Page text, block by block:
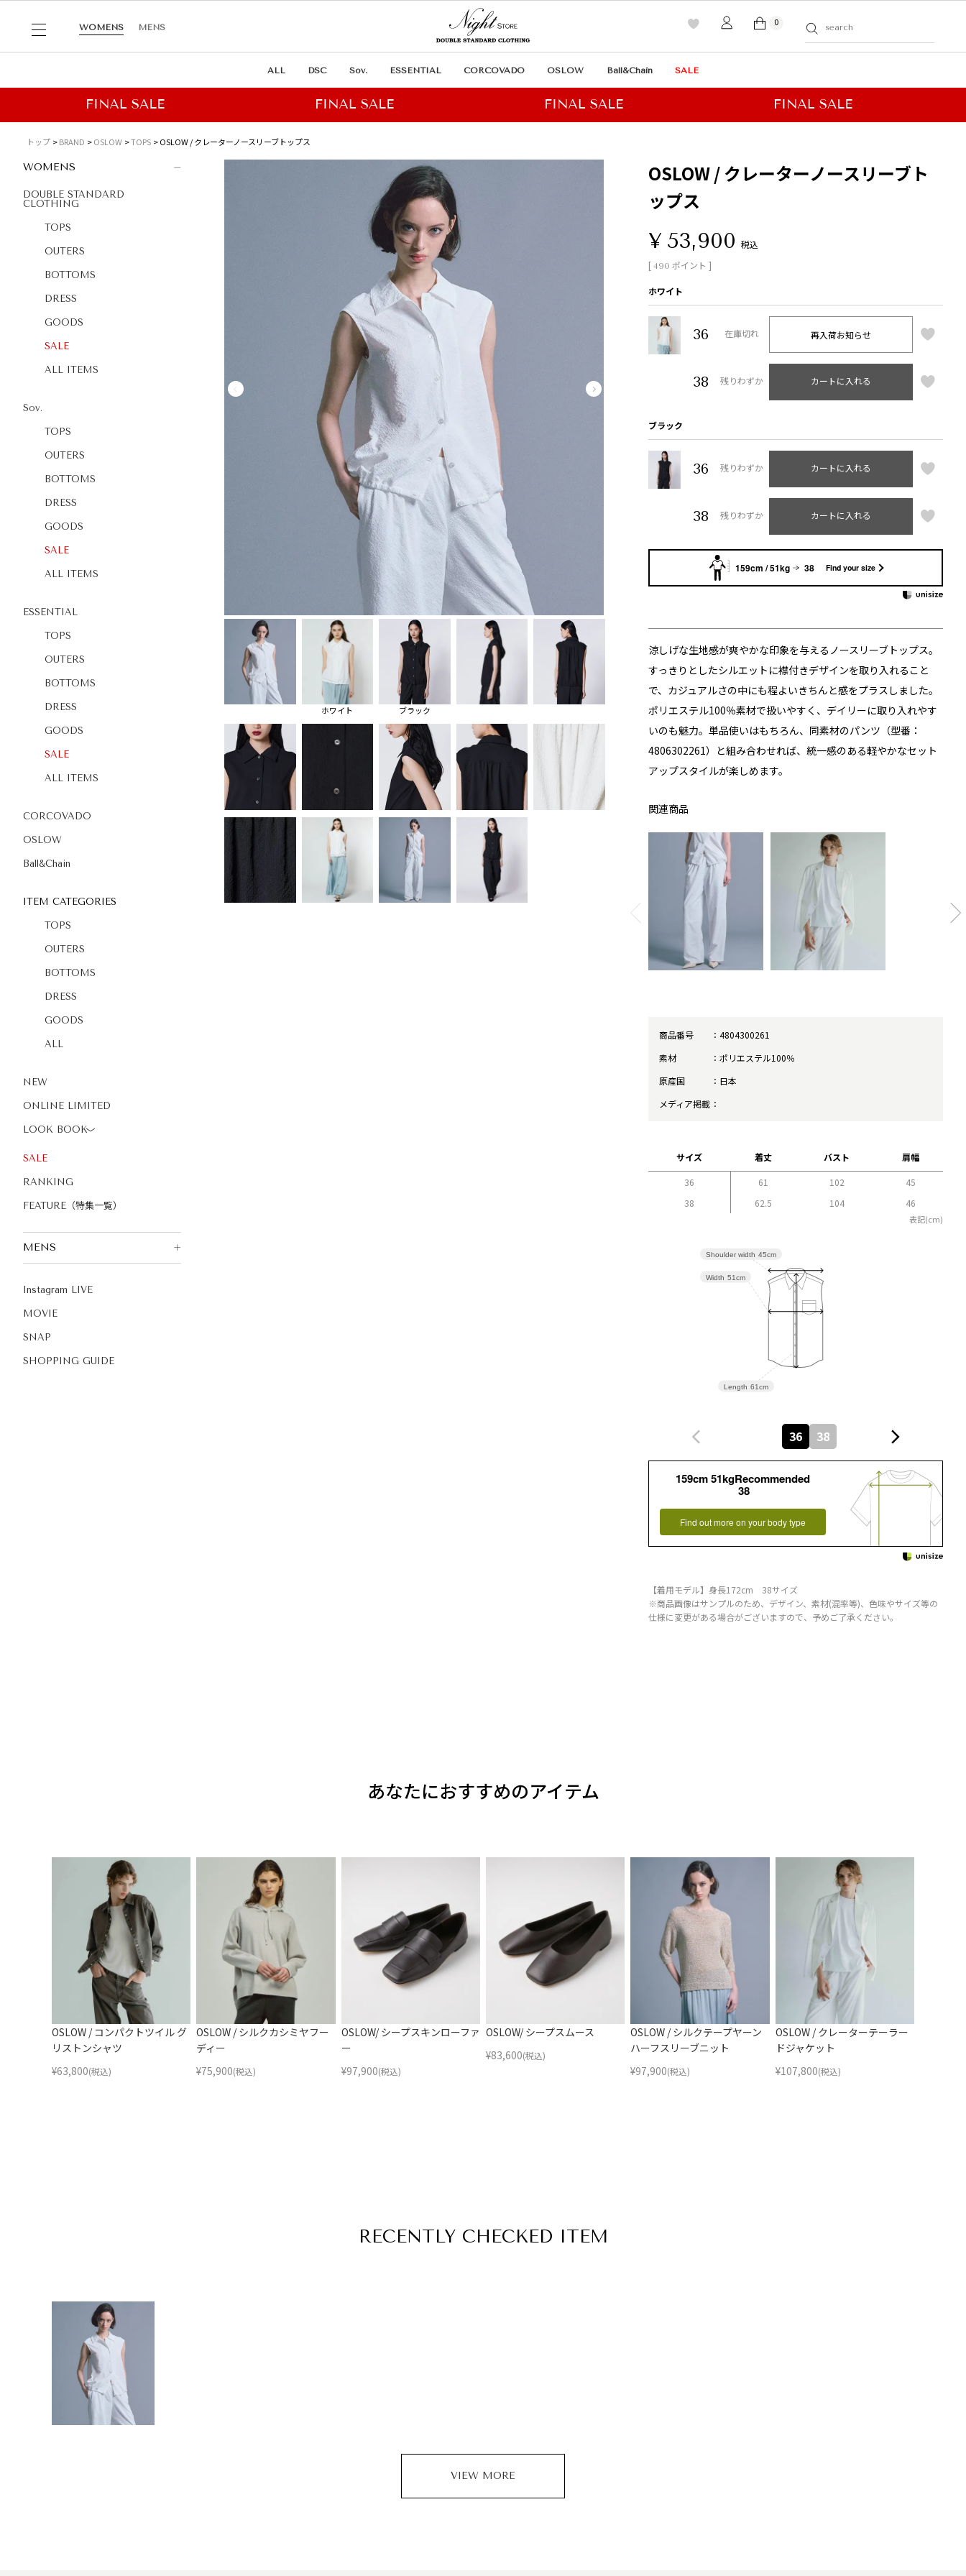
WOMENS MENS
0
ALL DSC Sov. ESSENTIAL CORCOVADO OSLOW Ball&Chain SALE
トップ BRAND OSLOW TOPS OSLOW / クレーターノースリーブトップス
WOMENS
DOUBLE STANDARD
CLOTHING
TOPS
OUTERS
BOTTOMS
DRESS
GOODS
SALE
ALL ITEMS
Sov.
TOPS
OUTERS
BOTTOMS
DRESS
GOODS
SALE
ALL ITEMS
ESSENTIAL
TOPS
OUTERS
BOTTOMS
DRESS
GOODS
SALE
ALL ITEMS
CORCOVADO
OSLOW
Ball&Chain
ITEM CATEGORIES
TOPS
OUTERS
BOTTOMS
DRESS
GOODS
ALL
NEW
ONLINE LIMITED
LOOK BOOK〉
SALE
RANKING
FEATURE（特集一覧）
MENS
Instagram LIVE
MOVIE
SNAP
SHOPPING GUIDE
ホワイト ブラック
OSLOW / クレーターノースリーブト
ップス
¥ 53,900 税込
[ 490 ポイント ]
ホワイト
36 在庫切れ 再入荷お知らせ
38 残りわずか カートに入れる
ブラック
36 残りわずか カートに入れる
38 残りわずか カートに入れる
159cm / 51kg 38 Find your size
涼しげな生地感が爽やかな印象を与えるノースリーブトップス。
すっきりとしたシルエットに襟付きデザインを取り入れること
で、カジュアルさの中にも程よいきちんと感をプラスしました。
ポリエステル100％素材で扱いやすく、デイリーに取り入れやす
いのも魅力。単品使いはもちろん、同素材のパンツ（型番：
4806302261）と組み合わせれば、統一感のある軽やかなセット
アップスタイルが楽しめます。
関連商品
商品番号
4804300261
素材
ポリエステル100％
原産国
日本
メディア掲載
サイズ 着丈 バスト 肩幅
36 61 102
45
38
62.5 104 46
表記(cm)
Length 61cm
Width 51cm
Shoulder width 45cm
36 38
159cm 51kgRecommended
38
Find out more on your body type
【着用モデル】身長172cm 38サイズ
※商品画像はサンプルのため、デザイン、素材(混率等)、色味やサイズ等の
仕様に変更がある場合がございますので、予めご了承ください。
あなたにおすすめのアイテム
OSLOW / コンパクトツイル グ
リストンシャツ
¥63,800(税込)
OSLOW / シルクカシミヤフー
ディー
¥75,900(税込)
OSLOW/ シープスキンローファ
ー
¥97,900(税込)
OSLOW/ シープスムース
¥83,600(税込)
OSLOW / シルクテープヤーン
ハーフスリーブニット
¥97,900(税込)
OSLOW / クレーターテーラー
ドジャケット
¥107,800(税込)
RECENTLY CHECKED ITEM
VIEW MORE